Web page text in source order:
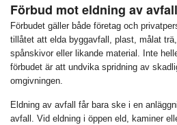
Förbud mot eldning av avfall
Förbudet gäller både företag och
tillåtet att elda byggavfall, plast, målat
spånskivor eller likande material. Inte
förbudet är att undvika spridning av
omgivningen.
Eldning av avfall får bara ske i en
avfall. Vid eldning i öppen eld, kaminer